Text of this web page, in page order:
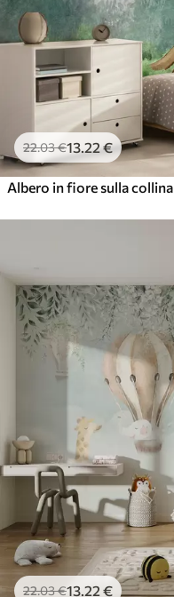
22.03€13 .22€
Albero in fiore sulla collina
22.03€13 .22 €